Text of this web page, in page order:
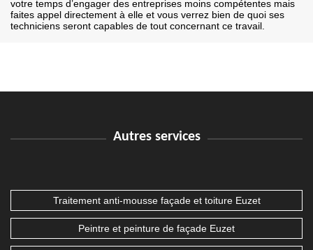
votre temps d’engager des entreprises moins compétentes mais
faites appel directement à elle et vous verrez bien de quoi ses
techniciens seront capables de tout concernant ce travail.
Autres services
Traitement anti-mousse façade et toiture Euzet
Peintre et peinture de façade Euzet